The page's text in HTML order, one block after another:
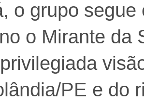
o grupo
o Mirante da
PE e do